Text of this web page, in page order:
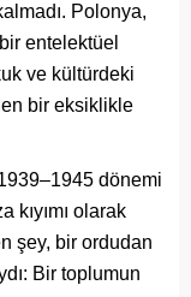
Polonya,
entelektüel
ve kültürdeki
bir eksiklikle
dönemi
kıyımı olarak
şey, bir ordudan
Bir toplumun